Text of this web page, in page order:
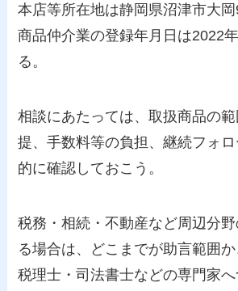
本店等所在地は静岡県沼津市大
商品仲介業の登録年月日は2022
る。
相談にあたっては、取扱商品の
提、手数料等の負担、継続フォ
的に確認しておこう。
税務・相続・不動産など周辺分
る場合は、どこまでが助言範囲
税理士・司法書士などの専門家